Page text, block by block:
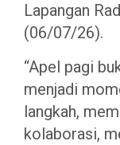
Lapangan
(06/07/26).
“Apel pagi
menjadi
langkah,
kolaborasi,